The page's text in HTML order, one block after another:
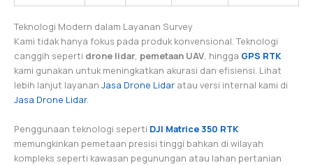
Teknologi Modern dalam Layanan Survey
Kami tidak hanya fokus pada produk konvensional. Teknologi
canggih seperti drone lidar, pemetaan UAV, hingga GPS RTK
kami gunakan untuk meningkatkan akurasi dan efisiensi. Lihat
lebih lanjut layanan Jasa Drone Lidar atau versi internal kami di
Jasa Drone Lidar.
Penggunaan teknologi seperti DJI Matrice 350 RTK
memungkinkan pemetaan presisi tinggi bahkan di wilayah
kompleks seperti kawasan pegunungan atau lahan pertanian